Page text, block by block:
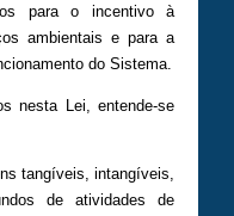
para o incentivo à
ambientais e para a
do Sistema.
nesta Lei, entende-se
tangíveis, intangíveis,
de atividades de